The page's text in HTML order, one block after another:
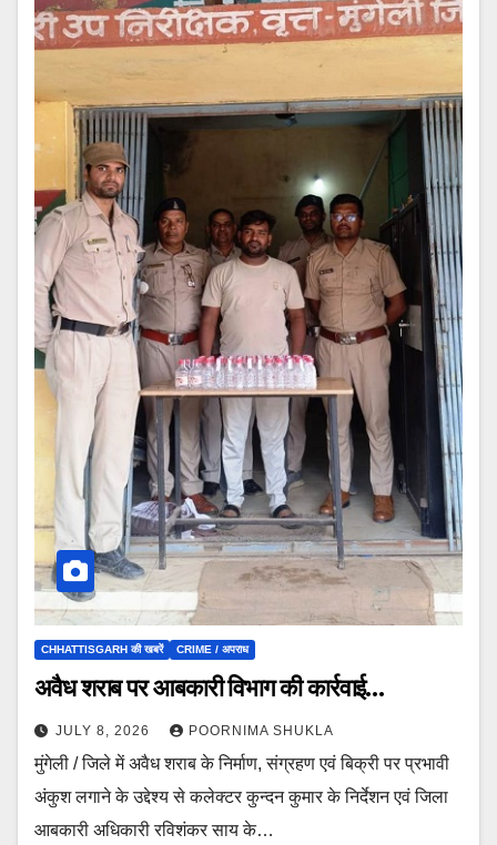
CHHATTISGARH की खबरें CRIME / अपराध
अवैध शराब पर आबकारी विभाग की कार्रवाई…
JULY 8, 2026 POORNIMA SHUKLA
मुंगेली / जिले में अवैध शराब के निर्माण, संग्रहण एवं बिक्री पर प्रभावी
अंकुश लगाने के उद्देश्य से कलेक्टर कुन्दन कुमार के निर्देशन एवं जिला
आबकारी अधिकारी रविशंकर साय के…